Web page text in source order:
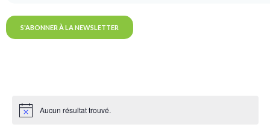
S'ABONNER À LA NEWSLETTER
Notice Aucun résultat trouvé.